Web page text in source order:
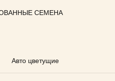
СЕМЕНА
Авто цветущие